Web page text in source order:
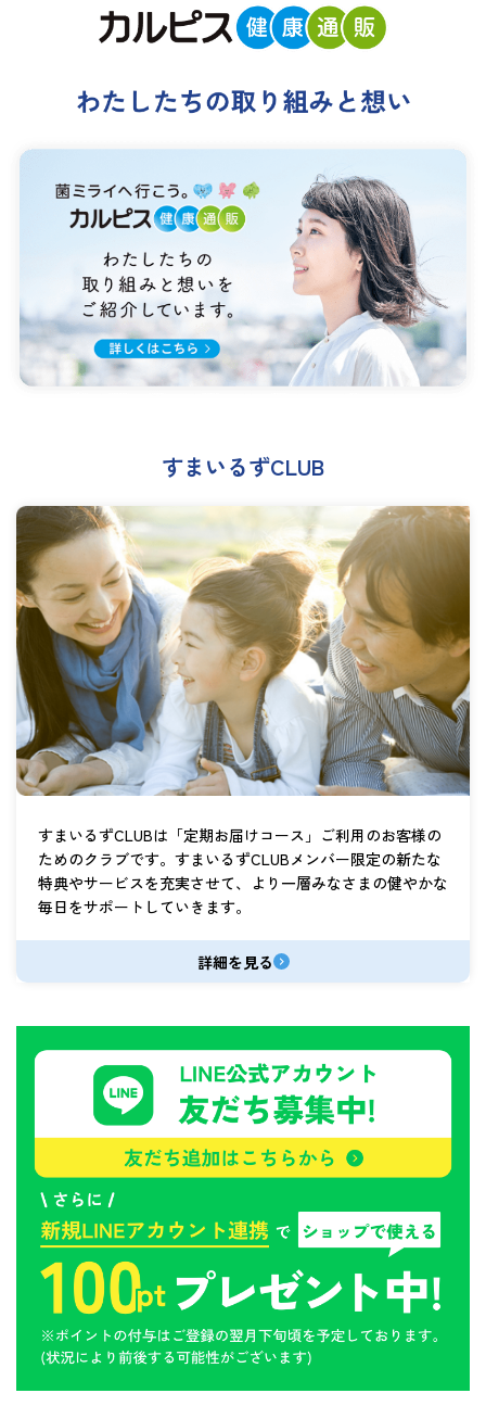
すまいるずCLUB
すまいるずCLUBは「定期お届けコース」ご利用のお客様の
ためのクラブです。すまいるずCLUBメンバー限定の新たな
特典やサービスを充実させて、より一層みなさまの健やかな
毎日をサポートしていきます。
詳細を見る